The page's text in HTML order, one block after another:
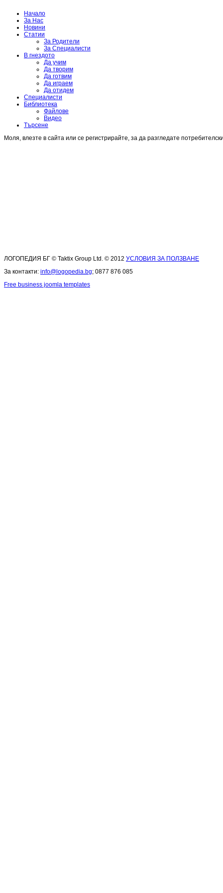
Начало
За Нас
Новини
Статии
За Родители
За Специалисти
В гнездото
Да учим
Да творим
Да готвим
Да играем
Да отидем
Специалисти
Библиотека
Файлове
Видео
Търсене
Моля, влезте в сайта или се регистрирайте, за да разгледате
ЛОГОПЕДИЯ БГ © Taktix Group Ltd. © 2012 УСЛОВИЯ ЗА ПОЛЗВАНЕ
За контакти: info@logopedia.bg; 0877 876 085
Free business joomla templates